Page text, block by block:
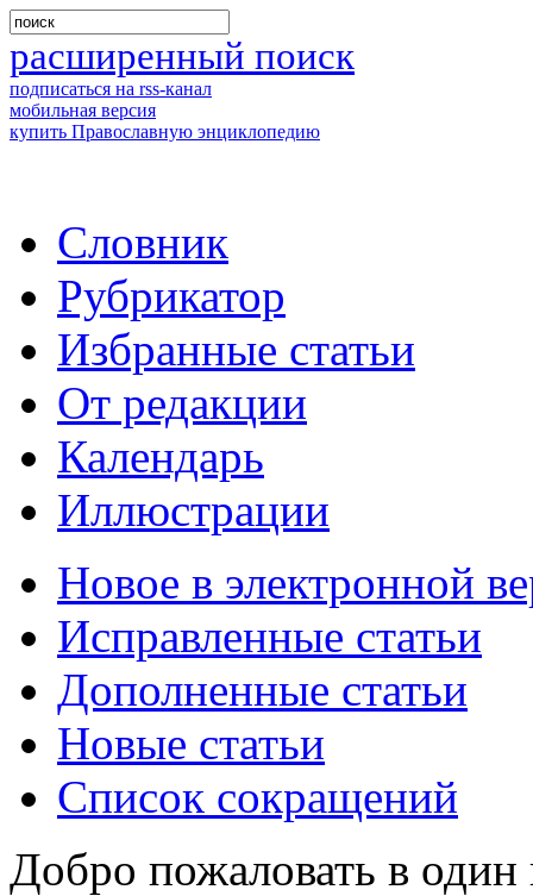
расширенный поиск
подписаться на rss-канал
мобильная версия
купить Православную энциклопедию
Словник
Рубрикатор
Избранные статьи
От редакции
Календарь
Иллюстрации
Новое в электронной
Исправленные статьи
Дополненные статьи
Новые статьи
Список сокращений
Добро пожаловать в